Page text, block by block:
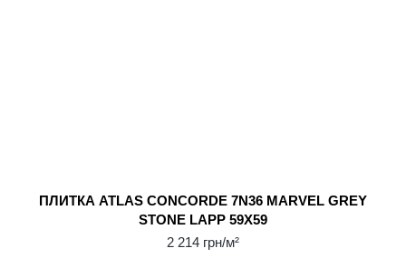
ПЛИТКА ATLAS CONCORDE 7N36 MARVEL GREY
STONE LAPP 59Х59
2 214 грн/м²